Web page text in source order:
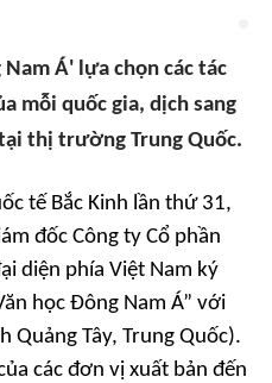
Á' lựa chọn các tác
mỗi quốc gia, dịch sang
thị trường Trung Quốc.
tế Bắc Kinh lần thứ 31,
đốc Công ty Cổ phần
diện phía Việt Nam ký
học Đông Nam Á” với
Quảng Tây, Trung Quốc).
các đơn vị xuất bản đến